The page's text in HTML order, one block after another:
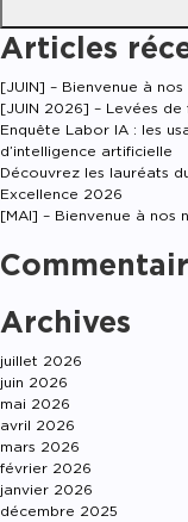
Articles
[JUIN] – Bienvenue à
[JUIN 2026] – Levées de
Enquête Labor IA : les
d’intelligence artificielle
Découvrez les lauréats
Excellence 2026
[MAI] – Bienvenue à nos
Archives
juillet 2026
juin 2026
mai 2026
avril 2026
mars 2026
février 2026
janvier 2026
décembre 2025